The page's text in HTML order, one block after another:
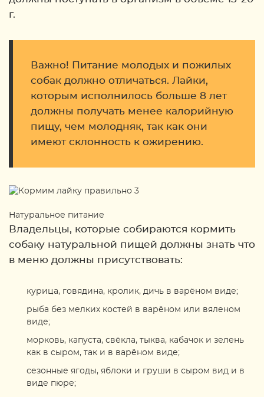
г.
Важно! Питание молодых и пожилых
собак должно отличаться. Лайки,
которым исполнилось больше 8 лет
должны получать менее калорийную
пищу, чем молодняк, так как они
имеют склонность к ожирению.
Натуральное питание
Владельцы, которые собираются кормить
собаку натуральной пищей должны знать что
в меню должны присутствовать:
курица, говядина, кролик, дичь в варёном виде;
рыба без мелких костей в варёном или вяленом
виде;
морковь, капуста, свёкла, тыква, кабачок и зелень
как в сыром, так и в варёном виде;
сезонные ягоды, яблоки и груши в сыром вид и в
виде пюре;